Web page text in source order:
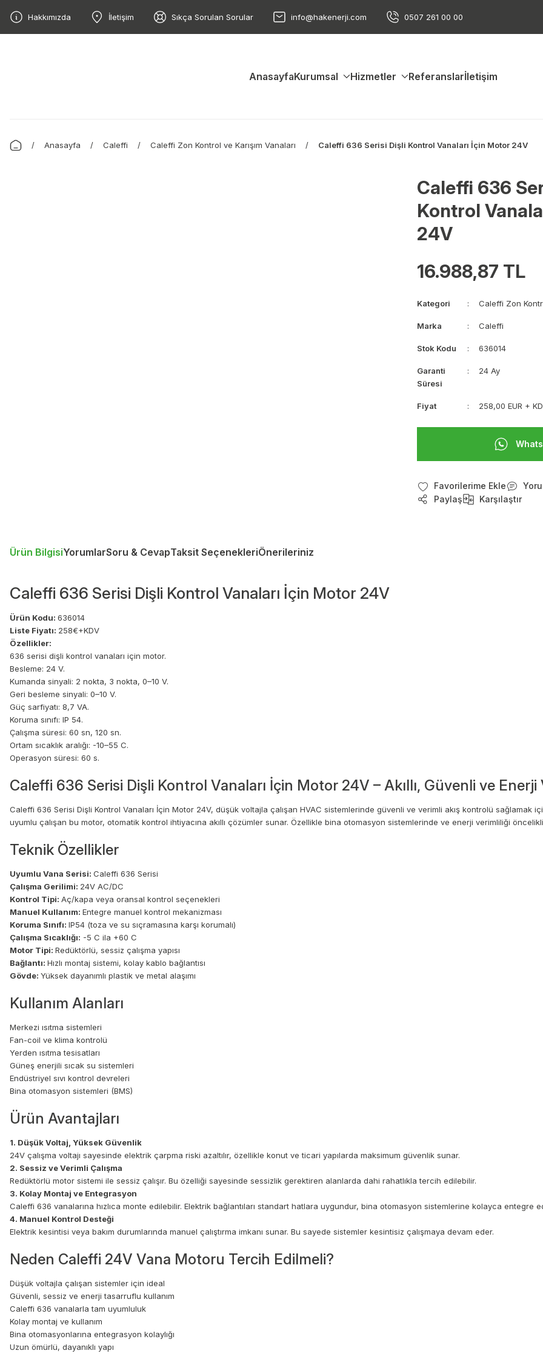
Hakkımızda İletişim Sıkça Sorulan Sorular info@hakenerji.com 0507 261 00 00
AnasayfaKurumsal Hizmetler Referanslarİletişim
Anasayfa Caleffi Caleffi Zon Kontrol ve Karışım Vanaları Caleffi 636 Serisi Dişli Kontrol Vanaları İçin Motor 24V
Caleffi 636
Kontrol
24V
16.988,87 TL
Kategori Caleffi Zon
Marka Caleffi
Stok Kodu 636014
Garanti
Süresi
24 Ay
Fiyat 258,00 EUR +
Paylaş
Karşılaştır
Ürün BilgisiYorumlarSoru & CevapTaksit SeçenekleriÖnerileriniz
Caleffi 636 Serisi Dişli Kontrol Vanaları İçin Motor 24V
Ürün Kodu: 636014
Liste Fiyatı: 258€+KDV
Özellikler:
636 serisi dişli kontrol vanaları için motor.
Besleme: 24 V.
Kumanda sinyali: 2 nokta, 3 nokta, 0–10 V.
Geri besleme sinyali: 0–10 V.
Güç sarfiyatı: 8,7 VA.
Koruma sınıfı: IP 54.
Çalışma süresi: 60 sn, 120 sn.
Ortam sıcaklık aralığı: -10–55 C.
Operasyon süresi: 60 s.
Caleffi 636 Serisi Dişli Kontrol Vanaları İçin Motor 24V – Akıllı, Güvenli ve
Caleffi 636 Serisi Dişli Kontrol Vanaları İçin Motor 24V, düşük voltajla çalışan HVAC sistemlerinde güvenli ve verimli akış kontrolü sağlamak
uyumlu çalışan bu motor, otomatik kontrol ihtiyacına akıllı çözümler sunar. Özellikle bina otomasyon sistemlerinde ve enerji verimliliği
Teknik Özellikler
Uyumlu Vana Serisi: Caleffi 636 Serisi
Çalışma Gerilimi: 24V AC/DC
Kontrol Tipi: Aç/kapa veya oransal kontrol seçenekleri
Manuel Kullanım: Entegre manuel kontrol mekanizması
Koruma Sınıfı: IP54 (toza ve su sıçramasına karşı korumalı)
Çalışma Sıcaklığı: -5 C ila +60 C
Motor Tipi: Redüktörlü, sessiz çalışma yapısı
Bağlantı: Hızlı montaj sistemi, kolay kablo bağlantısı
Gövde: Yüksek dayanımlı plastik ve metal alaşımı
Kullanım Alanları
Merkezi ısıtma sistemleri
Fan-coil ve klima kontrolü
Yerden ısıtma tesisatları
Güneş enerjili sıcak su sistemleri
Endüstriyel sıvı kontrol devreleri
Bina otomasyon sistemleri (BMS)
Ürün Avantajları
1. Düşük Voltaj, Yüksek Güvenlik
24V çalışma voltajı sayesinde elektrik çarpma riski azaltılır, özellikle konut ve ticari yapılarda maksimum güvenlik sunar.
2. Sessiz ve Verimli Çalışma
Redüktörlü motor sistemi ile sessiz çalışır. Bu özelliği sayesinde sessizlik gerektiren alanlarda dahi rahatlıkla tercih edilebilir.
3. Kolay Montaj ve Entegrasyon
Caleffi 636 vanalarına hızlıca monte edilebilir. Elektrik bağlantıları standart hatlara uygundur, bina otomasyon sistemlerine kolayca entegre
4. Manuel Kontrol Desteği
Elektrik kesintisi veya bakım durumlarında manuel çalıştırma imkanı sunar. Bu sayede sistemler kesintisiz çalışmaya devam eder.
Neden Caleffi 24V Vana Motoru Tercih Edilmeli?
Düşük voltajla çalışan sistemler için ideal
Güvenli, sessiz ve enerji tasarruflu kullanım
Caleffi 636 vanalarla tam uyumluluk
Kolay montaj ve kullanım
Bina otomasyonlarına entegrasyon kolaylığı
Uzun ömürlü, dayanıklı yapı